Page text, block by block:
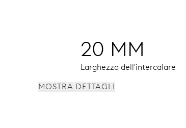
20 MM
Larghezza dell'intercalare
MOSTRA DETTAGLI